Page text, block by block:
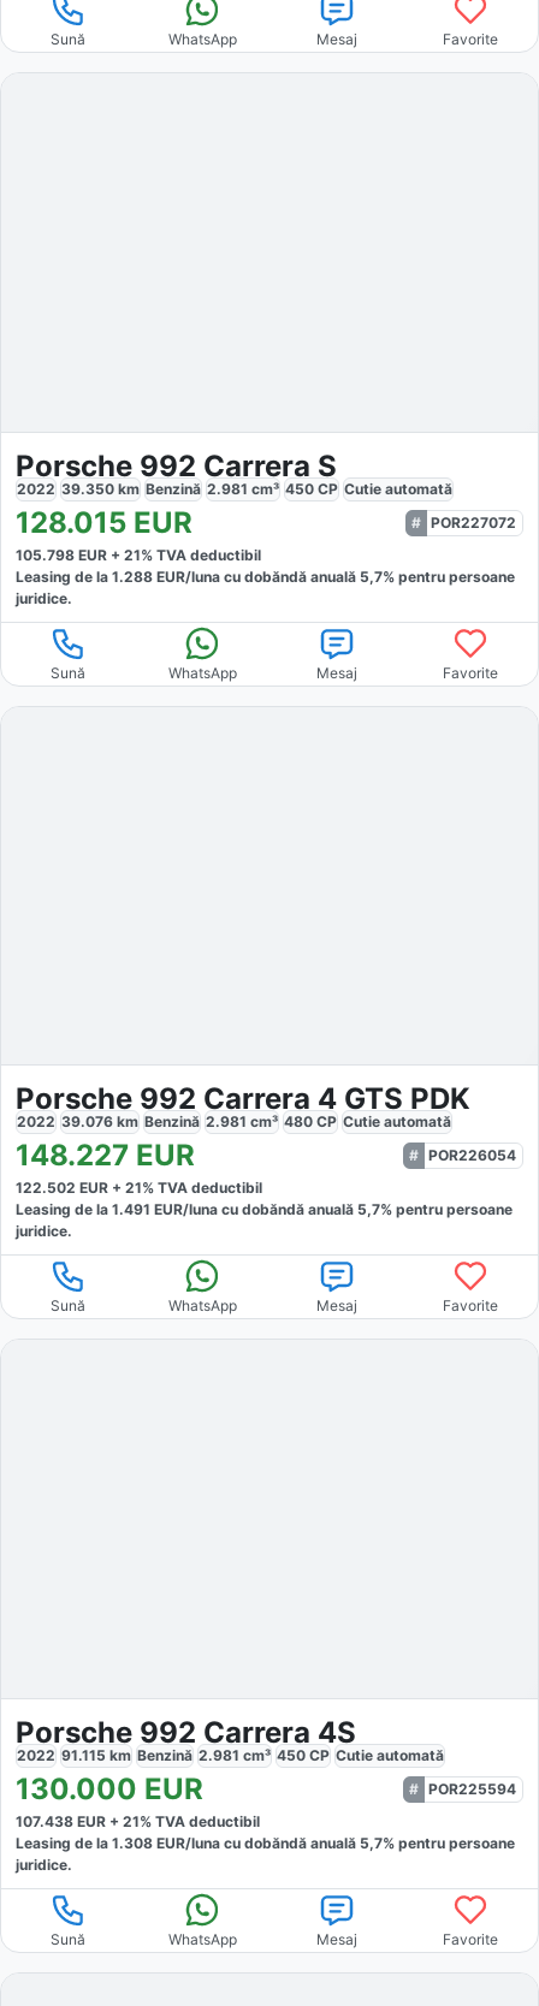
Sună WhatsApp Mesaj Favorite
Porsche 992 Carrera S
2022 39.350 km Benzină 2.981 cm³ 450 CP Cutie automată
128.015 EUR
POR227072
105.798 EUR + 21% TVA deductibil
Leasing de la 1.288 EUR/luna cu dobăndă anuală 5,7% pentru persoane
juridice.
Sună WhatsApp Mesaj Favorite
Porsche 992 Carrera 4 GTS PDK
2022 39.076 km Benzină 2.981 cm³ 480 CP Cutie automată
148.227 EUR
POR226054
122.502 EUR + 21% TVA deductibil
Leasing de la 1.491 EUR/luna cu dobăndă anuală 5,7% pentru persoane
juridice.
Sună WhatsApp Mesaj Favorite
Porsche 992 Carrera 4S
2022 91.115 km Benzină 2.981 cm³ 450 CP Cutie automată
130.000 EUR
POR225594
107.438 EUR + 21% TVA deductibil
Leasing de la 1.308 EUR/luna cu dobăndă anuală 5,7% pentru persoane
juridice.
Sună WhatsApp Mesaj Favorite